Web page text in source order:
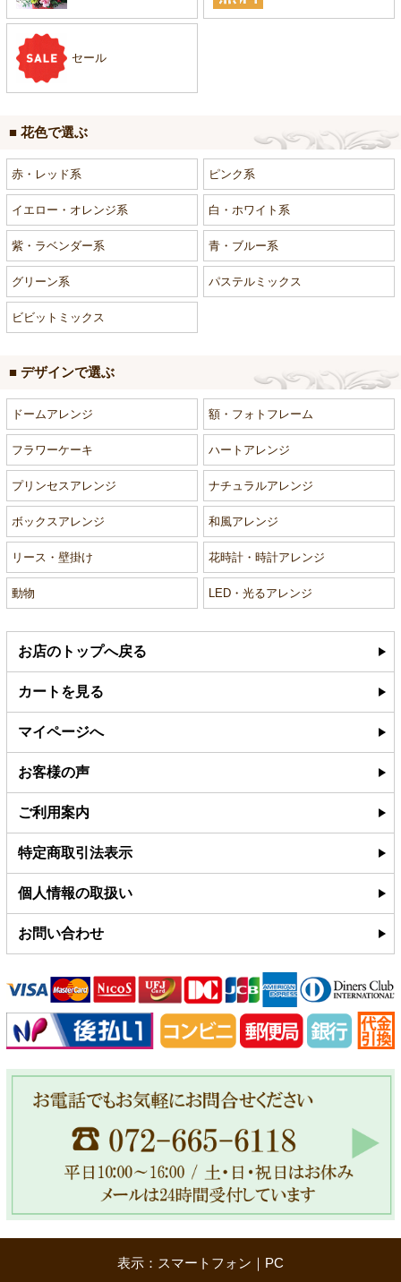
セール
■ 花色で選ぶ
赤・レッド系 ピンク系
イエロー・オレンジ系 白・ホワイト系
紫・ラベンダー系 青・ブルー系
グリーン系 パステルミックス
ビビットミックス
■ デザインで選ぶ
ドームアレンジ 額・フォトフレーム
フラワーケーキ ハートアレンジ
プリンセスアレンジ ナチュラルアレンジ
ボックスアレンジ 和風アレンジ
リース・壁掛け 花時計・時計アレンジ
動物 LED・光るアレンジ
お店のトップへ戻る
カートを見る
マイページへ
お客様の声
ご利用案内
特定商取引法表示
個人情報の取扱い
お問い合わせ
表示：スマートフォン｜ PC